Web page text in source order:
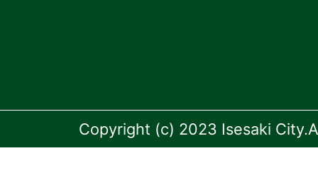
Copyright (c) 2023 Isesaki